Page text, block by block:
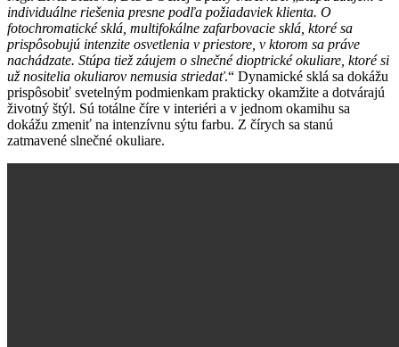
individuálne riešenia presne podľa požiadaviek klienta. O
fotochromatické sklá, multifokálne zafarbovacie sklá, ktoré sa
prispôsobujú intenzite osvetlenia v priestore, v ktorom sa práve
nachádzate. Stúpa tiež záujem o slnečné dioptrické okuliare, ktoré si
už nositelia okuliarov nemusia striedať.“ Dynamické sklá sa dokážu
prispôsobiť svetelným podmienkam prakticky okamžite a dotvárajú
životný štýl. Sú totálne číre v interiéri a v jednom okamihu sa
dokážu zmeniť na intenzívnu sýtu farbu. Z čírych sa stanú
zatmavené slnečné okuliare.